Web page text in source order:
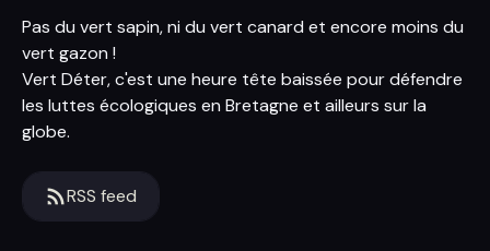
Pas du vert sapin, ni du vert canard et encore moins du
vert gazon !
Vert Déter, c'est une heure tête baissée pour défendre
les luttes écologiques en Bretagne et ailleurs sur la
globe.
RSS feed